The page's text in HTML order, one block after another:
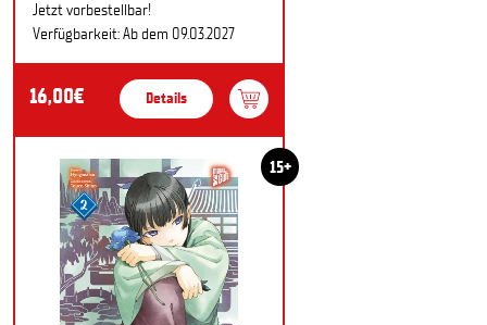
Jetzt vorbestellbar!
Verfügbarkeit: Ab dem 09.03.2027
16,00€ Details
15+